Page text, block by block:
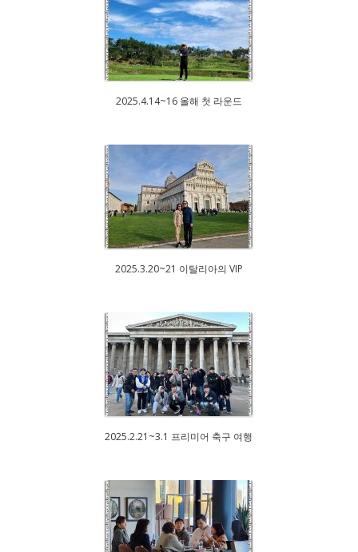
2025.4.14~16 올해 첫 라운드
2025.3.20~21 이탈리아의 VIP
2025.2.21~3.1 프리미어 축구 여행